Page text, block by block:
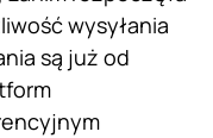
wysyłania
są już od